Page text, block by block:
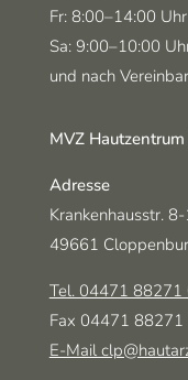
Fr:Freitag
8:00–14:00 Uhr
Sa: Samstag
9:00–10:00
und nach
MVZ
Adresse
Krankenhausstr.
49661
Tel. 04471 88271
Fax 04471 88271
E-Mail